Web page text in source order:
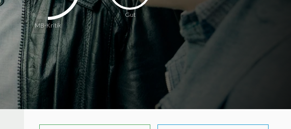
MB-Kritik
Gut